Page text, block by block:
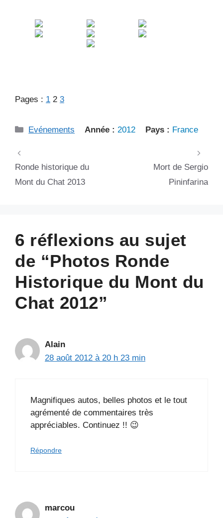
Pages : 1 2 3
Catégories
Evénements Année : 2012 Pays : France
Ronde historique du
Mont du Chat 2013
Mort de Sergio
Pininfarina
6 réflexions au sujet
de “Photos Ronde
Historique du Mont du
Chat 2012”
Alain
28 août 2012 à 20 h 23 min
Magnifiques autos, belles photos et le tout
agrémenté de commentaires très
appréciables. Continuez !! 😉
Répondre
marcou